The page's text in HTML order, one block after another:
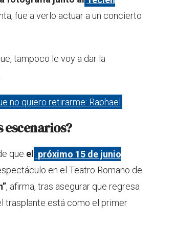
fue a verlo actuar a un concierto
tampoco le voy a dar la
no quiero retirarme: Raphael
escenarios?
que el
próximo 15 de junio
en el Teatro Romano de
, afirma, tras asegurar que regresa
trasplante está como el primer